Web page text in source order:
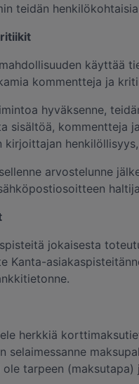
teidän
käyttää
kommentteja ja
hyväksenne,
sisältöä, kommentteja
kirjoittajan
arvostelunne
jokaisesta
Kanta-
herkkiä
selaimessanne
ole tarpeen